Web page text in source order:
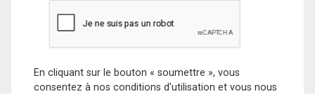
En cliquant sur le bouton « soumettre », vous
consentez à nos conditions d'utilisation et vous nous